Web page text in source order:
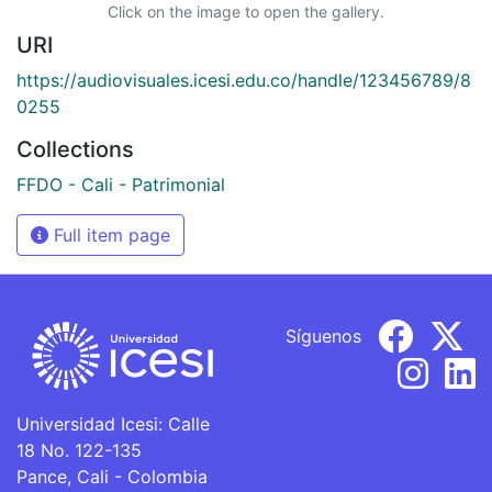
Click on the image to open the gallery.
URI
https://audiovisuales.icesi.edu.co/handle/123456789/8
0255
Collections
FFDO - Cali - Patrimonial
Full item page
Universidad Icesi: Calle
18 No. 122-135
Pance, Cali - Colombia
Síguenos